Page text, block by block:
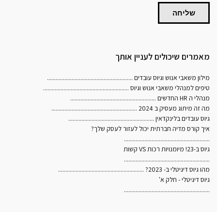
שליחה
מאמרים שיכולים לעניין אותך
מילון משאבי אנוש וגיוס עובדים ...........................................................
טיפים למנהלי משאבי אנוש וגיוס ...........................................................
מנהלי ה HR החדשים
...........................................................
מה זה מיתוג מעסיק ב 2024
...........................................................
גיוס עובדים בלינקדאין ...........................................................
איך קורס מדיה חברתית יכול לעזור לעסק שלך?
...........................................................
גיוס ב-23! מיומנויות רכות VS קשות
...........................................................
מהו גיוס דיגיטלי ב- 2023?
...........................................................
גיוס דיגיטלי - חלק א'
...........................................................